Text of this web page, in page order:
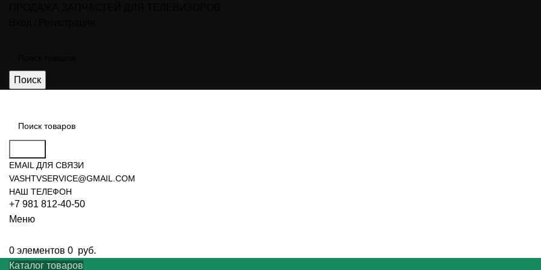
Поиск
EMAIL ДЛЯ СВЯЗИ
VASHTVSERVICE@GMAIL.COM
НАШ ТЕЛЕФОН
+7 981 812-40-50
Меню
0 элементов 0 руб.
Каталог товаров